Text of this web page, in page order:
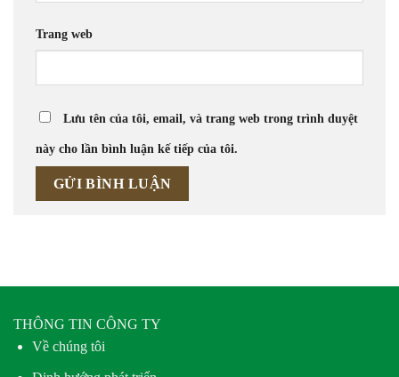
Trang web
Lưu tên của tôi, email, và trang web trong trình duyệt
này cho lần bình luận kế tiếp của tôi.
THÔNG TIN CÔNG TY
Về chúng tôi